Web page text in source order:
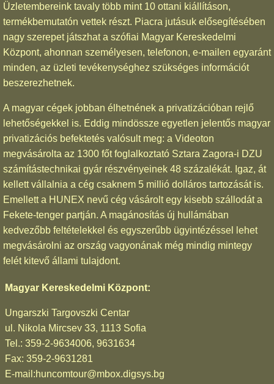
Üzletembereink tavaly több mint 10 ottani kiállításon,
termékbemutatón vettek részt. Piacra jutásuk elősegítésében
nagy szerepet játszhat a szófiai Magyar Kereskedelmi
Központ, ahonnan személyesen, telefonon, e-mailen egyaránt
minden, az üzleti tevékenységhez szükséges információt
beszerezhetnek.
A magyar cégek jobban élhetnének a privatizációban rejlő
lehetőségekkel is. Eddig mindössze egyetlen jelentős magyar
privatizációs befektetés valósult meg: a Videoton
megvásárolta az 1300 főt foglalkoztató Sztara Zagora-i DZU
számítástechnikai gyár részvényeinek 48 százalékát. Igaz, át
kellett vállalnia a cég csaknem 5 millió dolláros tartozását is.
Emellett a HUNEX nevű cég vásárolt egy kisebb szállodát a
Fekete-tenger partján. A magánosítás új hullámában
kedvezőbb feltételekkel és egyszerűbb ügyintézéssel lehet
megvásárolni az ország vagyonának még mindig mintegy
felét kitevő állami tulajdont.
Magyar Kereskedelmi Központ:
Ungarszki Targovszki Centar
ul. Nikola Mircsev 33, 1113 Sofia
Tel.: 359-2-9634006, 9631634
Fax: 359-2-9631281
E-mail:huncomtour@mbox.digsys.bg